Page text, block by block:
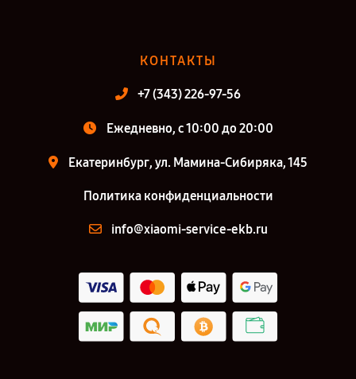
КОНТАКТЫ
+7 (343) 226-97-56
Ежедневно, с 10:00 до 20:00
Екатеринбург, ул. Мамина-Сибиряка, 145
Политика конфиденциальности
info@xiaomi-service-ekb.ru